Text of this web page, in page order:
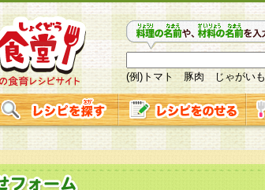
(例)トマト 豚肉 じゃがいも